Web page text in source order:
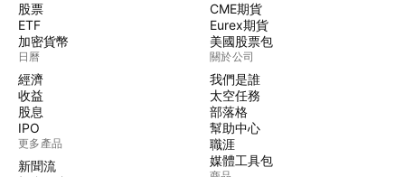
股票
ETF
加密貨幣
日曆
經濟
收益
股息
IPO
更多產品
新聞流
CME期貨
Eurex期貨
美國股票包
關於公司
我們是誰
太空任務
部落格
幫助中心
職涯
媒體工具包